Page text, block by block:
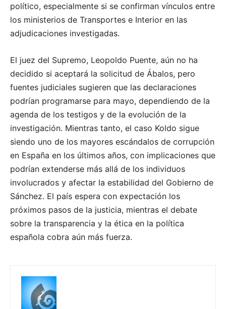
político, especialmente si se confirman vínculos entre
los ministerios de Transportes e Interior en las
adjudicaciones investigadas.
El juez del Supremo, Leopoldo Puente, aún no ha
decidido si aceptará la solicitud de Ábalos, pero
fuentes judiciales sugieren que las declaraciones
podrían programarse para mayo, dependiendo de la
agenda de los testigos y de la evolución de la
investigación. Mientras tanto, el caso Koldo sigue
siendo uno de los mayores escándalos de corrupción
en España en los últimos años, con implicaciones que
podrían extenderse más allá de los individuos
involucrados y afectar la estabilidad del Gobierno de
Sánchez. El país espera con expectación los
próximos pasos de la justicia, mientras el debate
sobre la transparencia y la ética en la política
española cobra aún más fuerza.